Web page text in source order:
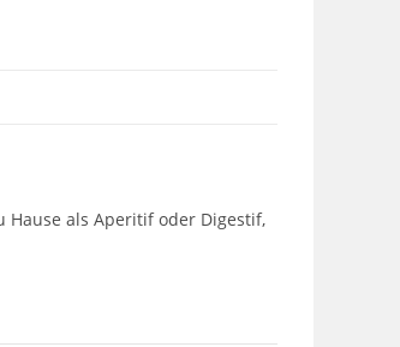
als Aperitif oder Digestif,